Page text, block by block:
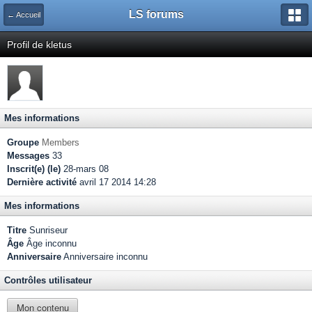
← Accueil LS forums
Profil de kletus
Mes informations
Groupe Members
Messages 33
Inscrit(e) (le) 28-mars 08
Dernière activité avril 17 2014 14:28
Mes informations
Titre Sunriseur
Âge Âge inconnu
Anniversaire Anniversaire inconnu
Contrôles utilisateur
Mon contenu